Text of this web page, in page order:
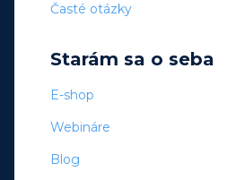
Časté otázky
Starám sa o seba
E-shop
Webináre
Blog